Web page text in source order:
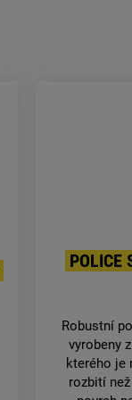
POLICE
Robustní
vyrobeny
kterého je
rozbití